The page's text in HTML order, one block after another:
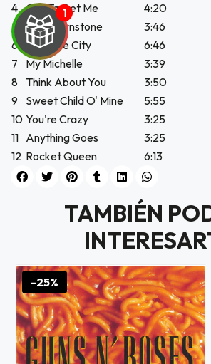
correo
JUGAR
4 Out Ta Get Me
4:20
5
Mr. Brownstone
3:46
6 Paradise City
6:46
7
My Michelle
3:39
8 Think About You
3:50
9
Sweet Child O' Mine
5:55
10 You're Crazy
3:25
11 Anything Goes
3:25
12 Rocket Queen 6:13
TAMBIÉN
-25%